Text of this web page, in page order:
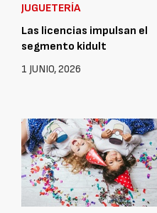
JUGUETERÍA
Las licencias impulsan el
segmento kidult
1 JUNIO, 2026